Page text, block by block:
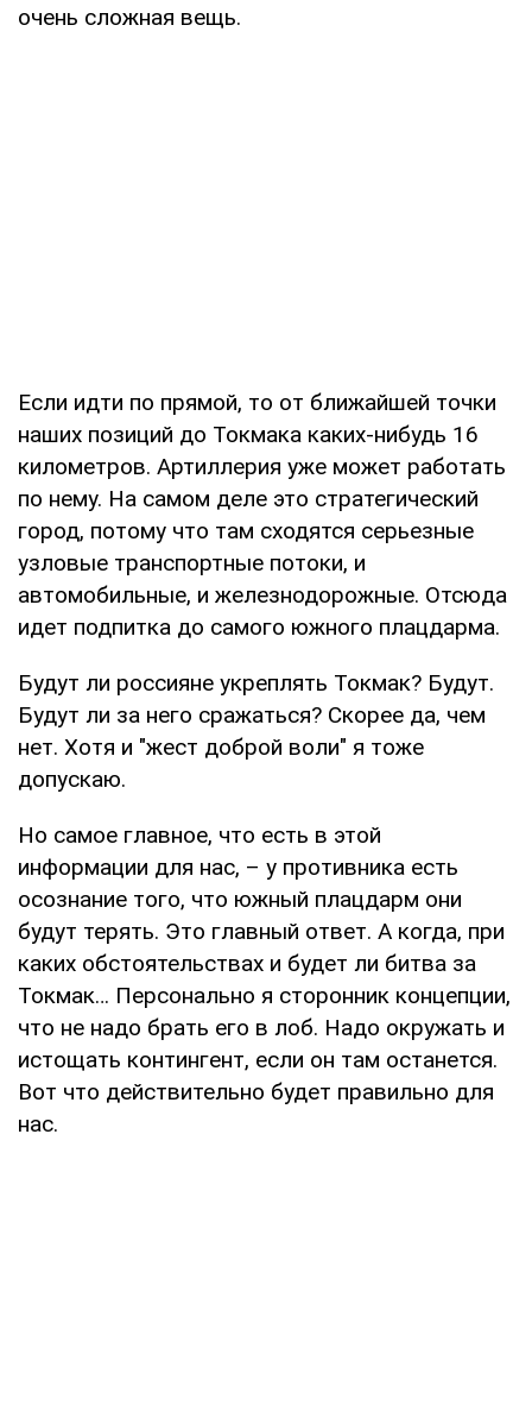
очень сложная вещь.
Если идти по прямой, то от ближайшей точки
наших позиций до Токмака каких-нибудь 16
километров. Артиллерия уже может работать
по нему. На самом деле это стратегический
город, потому что там сходятся серьезные
узловые транспортные потоки, и
автомобильные, и железнодорожные. Отсюда
идет подпитка до самого южного плацдарма.
Будут ли россияне укреплять Токмак? Будут.
Будут ли за него сражаться? Скорее да, чем
нет. Хотя и "жест доброй воли" я тоже
допускаю.
Но самое главное, что есть в этой
информации для нас, – у противника есть
осознание того, что южный плацдарм они
будут терять. Это главный ответ. А когда, при
каких обстоятельствах и будет ли битва за
Токмак… Персонально я сторонник концепции,
что не надо брать его в лоб. Надо окружать и
истощать контингент, если он там останется.
Вот что действительно будет правильно для
нас.